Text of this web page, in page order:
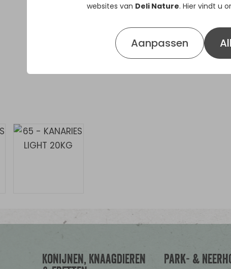
websites van Deli Nature. Hier vindt u
Aanpassen
Konijnen, Knaagdieren
Park- &